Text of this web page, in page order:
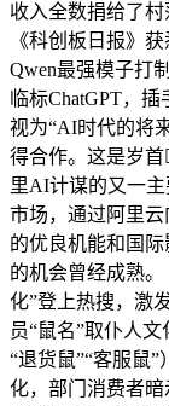
收入全数捐给了村
《科创板日报》
Qwen最强模子打
临标ChatGPT，
视为“AI时代的将
得合作。这是岁
里AI计谋的又一
市场，通过阿里
的优良机能和国
的机会曾经成熟
化”登上热搜，激
员“鼠名”取仆人
“退货鼠”“客服鼠
化，部门消费者